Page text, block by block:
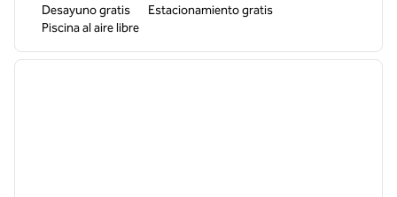
Desayuno gratis
Estacionamiento gratis
Piscina al aire libre
1 de 12